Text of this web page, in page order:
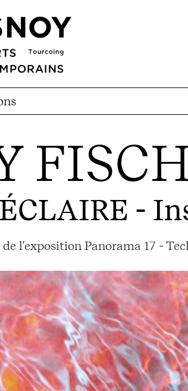
-
l'exposition Panorama 17 -